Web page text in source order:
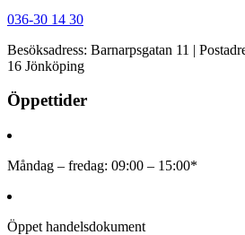
036-30 14 30
Besöksadress: Barnarpsgatan 11 |
16 Jönköping
Öppettider
Måndag – fredag: 09:00 – 15:00*
Öppet handelsdokument